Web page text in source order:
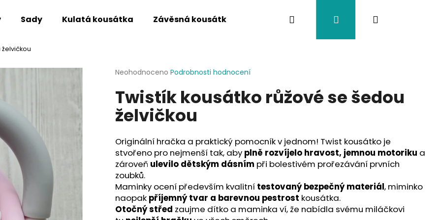
Sady Kulatá kousátka Závěsná kousátka Závěsy na kočárek Twistík kousátka
Hledat PřihlášeníNákupní
Průměrné
produktu
0,0
z
hvězdiček.
Neohodnoceno Podrobnosti hodnocení
Twistík kousátko růžové se šedou
želvičkou
Originální hračka a praktický pomocník v jednom! Twist kousátko je
stvořeno pro nejmenší tak, aby plně rozvíjelo hravost, jemnou motoriku a
zároveň ulevilo dětským dásním při bolestivém prořezávání prvních
zoubků.
Maminky ocení především kvalitní testovaný bezpečný materiál, miminko
naopak příjemný tvar a barevnou pestrost kousátka.
Otočný střed zaujme dítko a maminka ví, že nabídla svému miláčkovi
Co potřebujete najít?
HLEDAT
Doporučujeme